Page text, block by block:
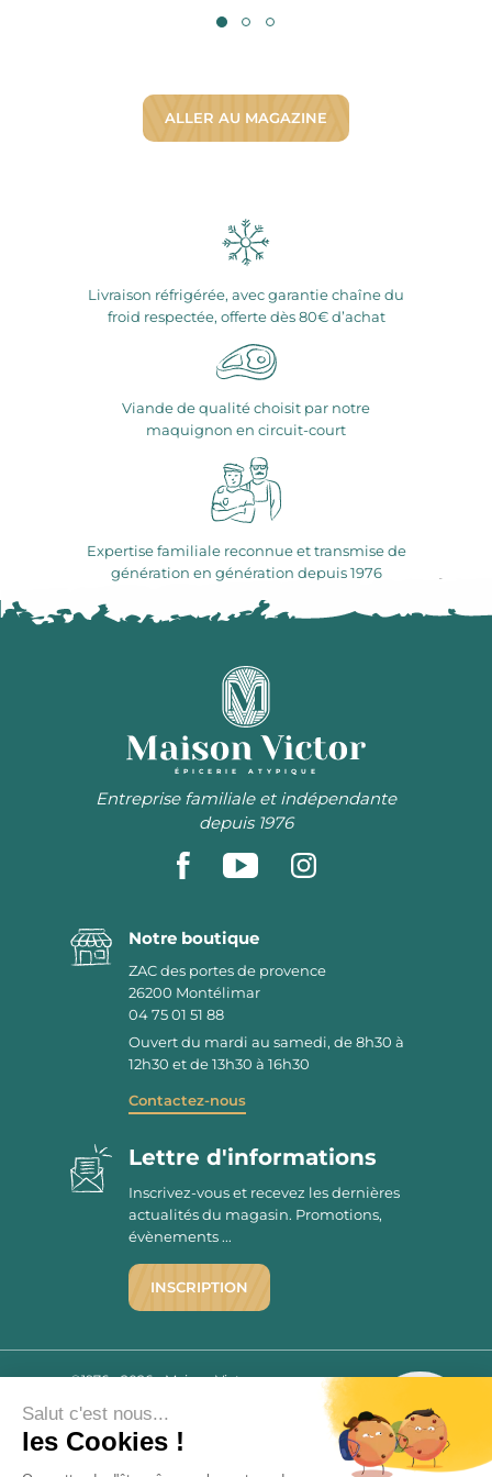
ALLER AU MAGAZINE
Livraison réfrigérée, avec garantie chaîne du
froid respectée, offerte dès 80€ d’achat
Viande de qualité choisit par notre
maquignon en circuit-court
Expertise familiale reconnue et transmise de
génération en génération depuis 1976
ÉPICERIE ATYPIQUE
Entreprise familiale et indépendante
depuis 1976
Notre boutique
ZAC des portes de provence
26200 Montélimar
04 75 01 51 88
Ouvert du mardi au samedi, de 8h30 à
12h30 et de 13h30 à 16h30
Contactez-nous
2779 AVIS
9.7/10
Lettre d'informations
Inscrivez-vous et recevez les dernières
actualités du magasin. Promotions,
évènements ...
INSCRIPTION
©1976 - 2026 - Maison Victor
Qui sommes-nous ?
Mentions légales
C.G.V.
Salut c'est nous...
les Cookies !